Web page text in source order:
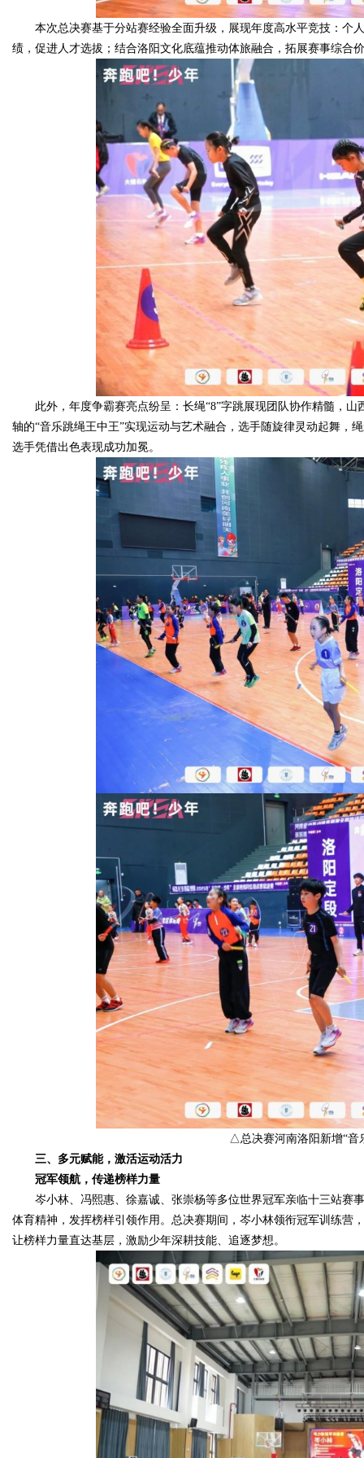
本次总决赛基于分站赛经验全面升级，展现年度高水平竞技：个
绩，促进人才选拔；结合洛阳文化底蕴推动体旅融合，拓展赛事综合
此外，年度争霸赛亮点纷呈：长绳“8”字跳展现团队协作精髓，
轴的“音乐跳绳王中王”实现运动与艺术融合，选手随旋律灵动起舞，
选手凭借出色表现成功加冕。
△总决赛河南洛阳新增“音
三、多元赋能，激活运动活力
冠军领航，传递榜样力量
岑小林、冯熙惠、徐嘉诚、张崇杨等多位世界冠军亲临十三站赛
体育精神，发挥榜样引领作用。总决赛期间，岑小林领衔冠军训练营
让榜样力量直达基层，激励少年深耕技能、追逐梦想。